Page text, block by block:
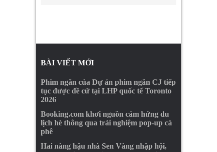
BÀI VIẾT MỚI
Phim ngắn của Dự án phim ngắn CJ tiếp
tục được đề cử tại LHP quốc tế Toronto
2026
Booking.com khơi nguồn cảm hứng du
lịch hè thông qua trải nghiệm pop-up cà
phê
Hai nàng hậu nhà Sen Vàng nhập hội,